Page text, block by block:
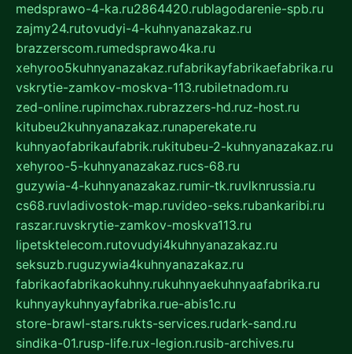
medsprawo-4-ka.ru2864420.rublagodarenie-spb.ru
zajmy24.rutovudyi-4-kuhnyanazakaz.ru
brazzerscom.rumedsprawo4ka.ru
xehyroo5kuhnyanazakaz.rufabrikayfabrikaefabrika.ru
vskrytie-zamkov-moskva-113.rubiletnadom.ru
zed-online.rupimchax.rubrazzers-hd.ruz-host.ru
kitubeu2kuhnyanazakaz.runaperekate.ru
kuhnyaofabrikaufabrik.rukitubeu-2-kuhnyanazakaz.ru
xehyroo-5-kuhnyanazakaz.rucs-68.ru
guzywia-4-kuhnyanazakaz.rumir-tk.ruvlknrussia.ru
cs68.ruvladivostok-map.ruvideo-seks.rubankaribi.ru
raszar.ruvskrytie-zamkov-moskva113.ru
lipetsktelecom.rutovudyi4kuhnyanazakaz.ru
seksuzb.ruguzywia4kuhnyanazakaz.ru
fabrikaofabrikaokuhny.rukuhnyaekuhnyaafabrika.ru
kuhnyaykuhnyayfabrika.rue-abis1c.ru
store-brawl-stars.rukts-services.rudark-sand.ru
sindika-01.rusp-life.rux-legion.rusib-archives.ru